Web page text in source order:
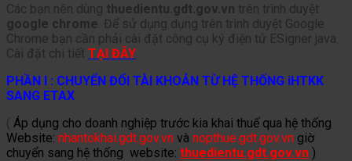
Các bạn nên dùng thuedientu.gdt.gov.vn trên trình duyệt
google chrome . Để sử dụng dụng trên trình duyệt Google
Chrome bạn cần phải cài đặt công cụ ký điện tử ESigner java.
Cài đặt chi tiết TẠI ĐÂY
PHẦN I : CHUYỂN ĐỔI TÀI KHOẢN TỪ HỆ THỐNG iHTKK
SANG ETAX
( Áp dụng cho doanh nghiệp trước kia khai thuế qua hệ thống
Website: nhantokhai.gdt.gov.vn và nopthue.gdt.gov.vn giờ
chuyển sang hệ thống website: thuedientu.gdt.gov.vn )